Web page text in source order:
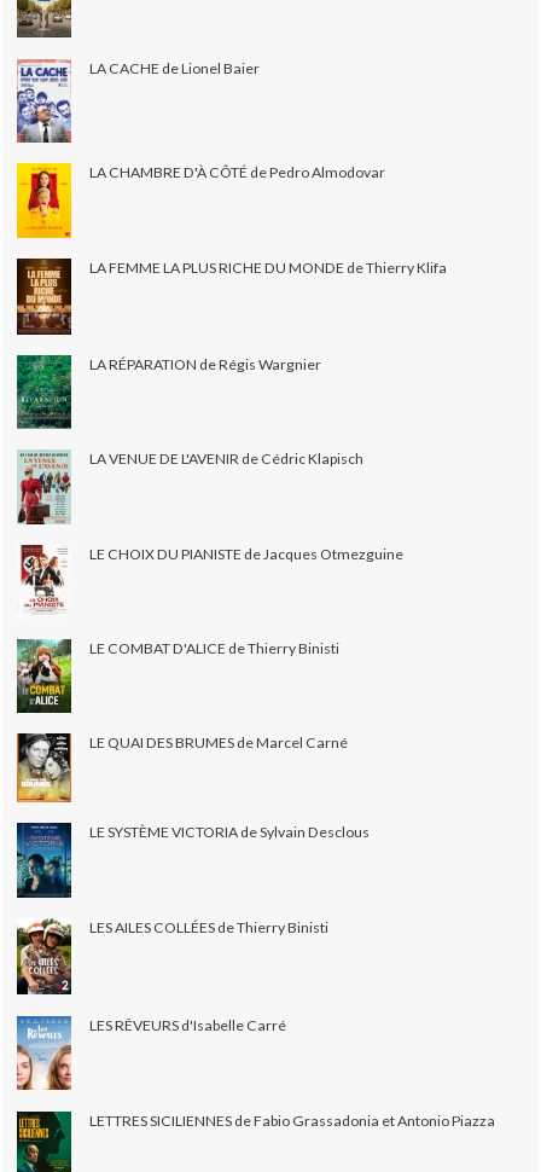
LA CACHE de Lionel Baier
LA CHAMBRE D'À CÔTÉ de Pedro Almodovar
LA FEMME LA PLUS RICHE DU MONDE de Thierry Klifa
LA RÉPARATION de Régis Wargnier
LA VENUE DE L'AVENIR de Cédric Klapisch
LE CHOIX DU PIANISTE de Jacques Otmezguine
LE COMBAT D'ALICE de Thierry Binisti
LE QUAI DES BRUMES de Marcel Carné
LE SYSTÈME VICTORIA de Sylvain Desclous
LES AILES COLLÉES de Thierry Binisti
LES RÊVEURS d'Isabelle Carré
LETTRES SICILIENNES de Fabio Grassadonia et Antonio Piazza